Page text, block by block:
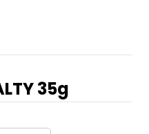
35g